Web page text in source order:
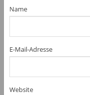
Name
E-Mail-Adresse
Website